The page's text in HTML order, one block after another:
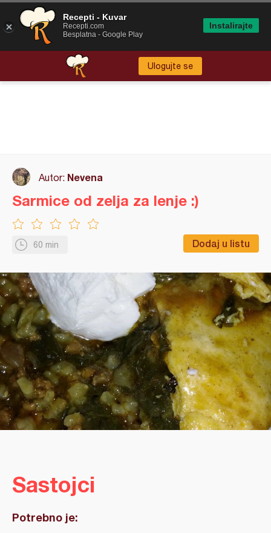
Ulogujte se
Autor: Nevena
60 min Dodaj u listu
Sarmice od zelja za lenje :)
Sastojci
Potrebno je:
Recepti - Kuvar
Recepti.com
Besplatna - Google Play
Instalirajte